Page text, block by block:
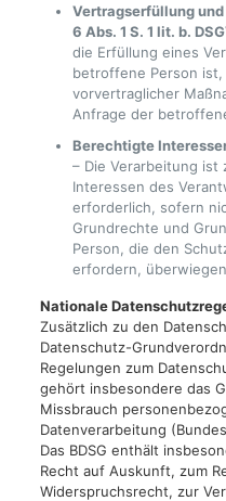
Vertragserfüllung
6 Abs. 1 S. 1 lit. b.
die Erfüllung eines
betroffene Person
vorvertraglicher
Anfrage der
Berechtigte
– Die Verarbeitung ist
Interessen des
erforderlich, sofern
Grundrechte und
Person, die den
erfordern,
Nationale
Zusätzlich zu den
Datenschutz-
Regelungen zum
gehört insbesondere das
Missbrauch
Datenverarbeitung
Das BDSG enthält
Recht auf Auskunft, zum
Widerspruchsrecht, zur